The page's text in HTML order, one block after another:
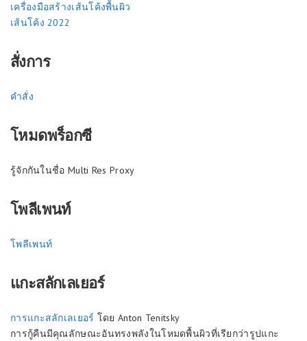
เครื่องมือสร้างเส้นโค้งพื้นผิว
เส้นโค้ง 2022
สั่งการ
คำสั่ง
โหมดพร็อกซี
รู้จักกันในชื่อ Multi Res Proxy
โพลีเพนท์
โพลีเพนท์
แกะสลักเลเยอร์
การแกะสลักเลเยอร์ โดย Anton Tenitsky
การกู้คืนมีคุณลักษณะอันทรงพลังในโหมดพื้นผิวที่เรียกว่ารูปแกะ